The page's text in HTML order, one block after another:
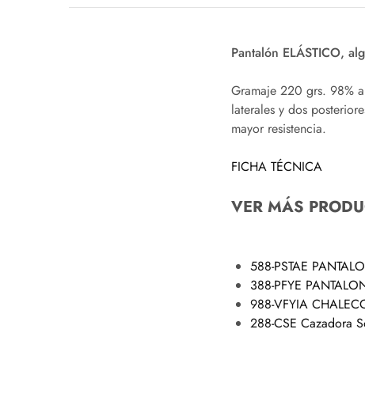
Pantalón ELÁSTICO,
Gramaje 220 grs. 98%
laterales y dos
mayor resistencia.
FICHA TÉCNICA
VER MÁS
588-PSTAE
388-PFYE
988-VFYIA
288-CSE Cazadora